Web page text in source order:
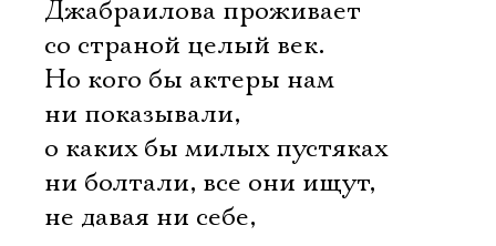
Джабраилова проживает
со страной целый век.
Но кого бы актеры нам
ни показывали,
о каких бы милых пустяках
ни болтали, все они ищут,
не давая ни себе,